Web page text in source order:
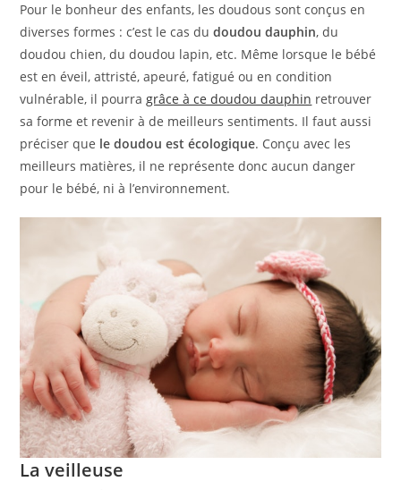
Pour le bonheur des enfants, les doudous sont conçus en
diverses formes : c’est le cas dudoudou dauphin, du
doudou chien, du doudou lapin, etc. Même lorsque le bébé
est en éveil, attristé, apeuré, fatigué ou en condition
vulnérable, il pourragrâce à ce doudou dauphin retrouver
sa forme et revenir à de meilleurs sentiments. Il faut aussi
préciser que le doudou est écologique. Conçu avec les
meilleurs matières, il ne représente donc aucun danger
pour le bébé, ni à l’environnement.
La veilleuse